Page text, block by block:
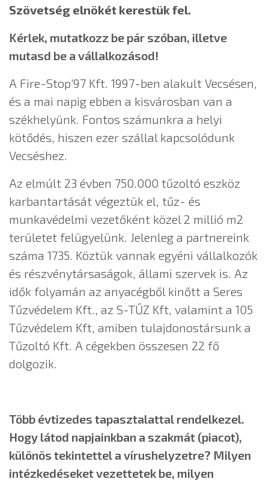
Szövetség elnökét kerestük fel.
Kérlek, mutatkozz be pár szóban, illetve
mutasd be a vállalkozásod!
A Fire-Stop’97 Kft. 1997-ben alakult Vecsésen,
és a mai napig ebben a kisvárosban van a
székhelyünk. Fontos számunkra a helyi
kötődés, hiszen ezer szállal kapcsolódunk
Vecséshez.
Az elmúlt 23 évben 750.000 tűzoltó eszköz
karbantartását végeztük el, tűz- és
munkavédelmi vezetőként közel 2 millió m2
területet felügyelünk. Jelenleg a partnereink
száma 1735. Köztük vannak egyéni vállalkozók
és részvénytársaságok, állami szervek is. Az
idők folyamán az anyacégből kinőtt a Seres
Tűzvédelem Kft., az S-TŰZ Kft, valamint a 105
Tűzvédelem Kft, amiben tulajdonostársunk a
Tűzoltó Kft. A cégekben összesen 22 fő
dolgozik.
Több évtizedes tapasztalattal rendelkezel.
Hogy látod napjainkban a szakmát (piacot),
különös tekintettel a vírushelyzetre? Milyen
intézkedéseket vezettetek be, milyen